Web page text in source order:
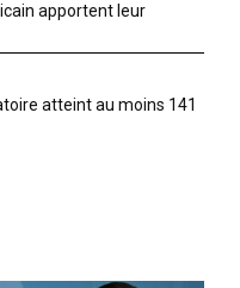
apportent leur
atteint au moins 141